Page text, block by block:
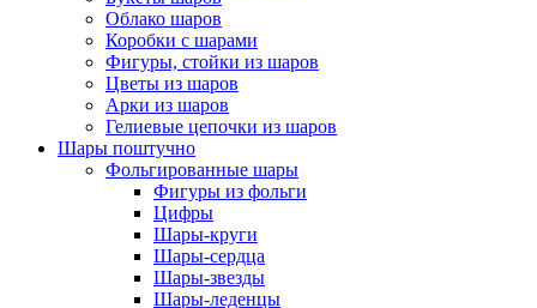
Облако шаров
Коробки с шарами
Фигуры, стойки из шаров
Цветы из шаров
Арки из шаров
Гелиевые цепочки из шаров
Шары поштучно
Фольгированные шары
Фигуры из фольги
Цифры
Шары-круги
Шары-сердца
Шары-звезды
Шары-леденцы